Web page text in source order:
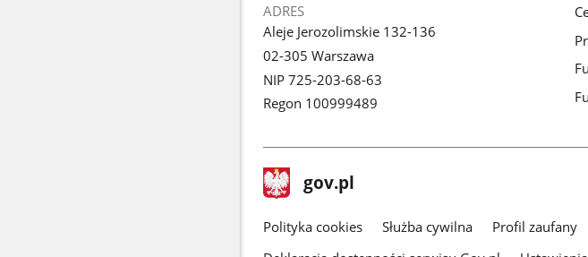
ADRES
Aleje Jerozolimskie 132-136
02-305 Warszawa
NIP 725-203-68-63
Regon 100999489
stopka
gov.pl Strona
gov.pl
gov.pl
Polityka cookies Służba cywilna Profil zaufany